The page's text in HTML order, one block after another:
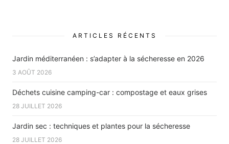
ARTICLES RÉCENTS
Jardin méditerranéen : s’adapter à la sécheresse en 2026
3 AOÛT 2026
Déchets cuisine camping-car : compostage et eaux grises
28 JUILLET 2026
Jardin sec : techniques et plantes pour la sécheresse
28 JUILLET 2026